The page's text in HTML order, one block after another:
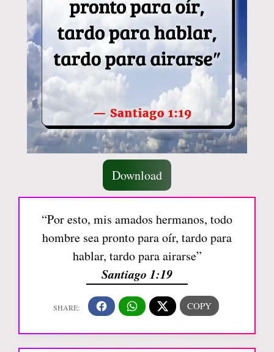
Download
“Por esto, mis amados hermanos, todo
hombre sea pronto para oír, tardo para
hablar, tardo para airarse”
Santiago 1:19